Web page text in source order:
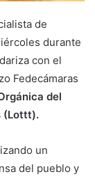
de
durante
con el
Fedecámaras
del
(Lottt).
un
del pueblo y